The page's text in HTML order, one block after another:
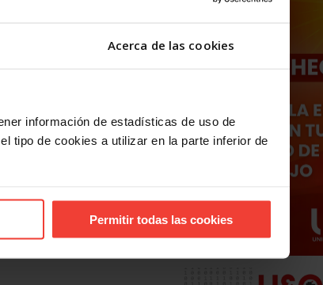
Acerca de las cookies
información de estadísticas de uso de
tipo de cookies a utilizar en la parte inferior de
Permitir todas las cookies